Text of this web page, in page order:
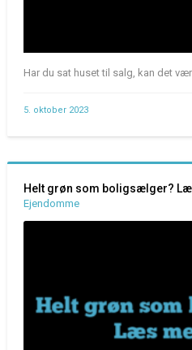
Har du sat huset til salg, kan det
5. oktober 2023
Helt grøn som boligsælger?
Ejendomme